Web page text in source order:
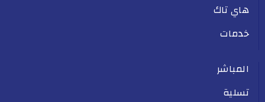
هاي تاك
خدمات
المباشر
تسلية